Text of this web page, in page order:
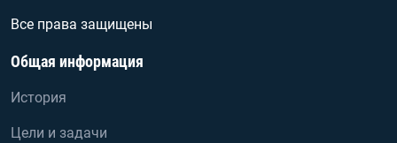
Все права защищены
Общая информация
История
Цели и задачи